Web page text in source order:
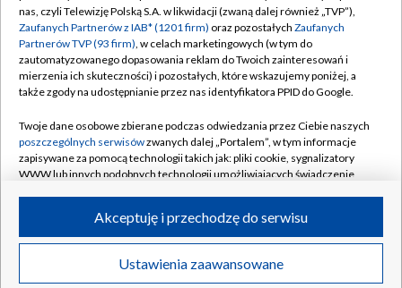
Emisja w TVP
Centrum informacji TVP
Naziemna Telewizja Cyfrowa
Rada Programowa
System NOS
Informacje o nadawcy
Program dla prasy
Ogłoszenie przetargowe
Polityka prywatności
Moje zgody
Pomoc
Kontakt
Kanały
©2026 Telewizja Polska S.A. w likwidacji
nas, czyli Telewizję Polską S.A. w likwidacji (zwaną dalej również „TVP”),
Zaufanych Partnerów z IAB* (1201 firm) oraz pozostałych Zaufanych
Partnerów TVP (93 firm), w celach marketingowych (w tym do
zautomatyzowanego dopasowania reklam do Twoich zainteresowań i
mierzenia ich skuteczności) i pozostałych, które wskazujemy poniżej, a
także zgody na udostępnianie przez nas identyfikatora PPID do Google.
Twoje dane osobowe zbierane podczas odwiedzania przez Ciebie naszych
poszczególnych serwisówzwanych dalej „Portalem”, w tym informacje
zapisywane za pomocą technologii takich jak: pliki cookie, sygnalizatory
WWW lub innych podobnych technologii umożliwiających świadczenie
ruchu w Internecie.
Twoje dane osobowe zbierane podczas odwiedzania przez Ciebie
poszczególnych serwisówna Portalu, takie jak adresy IP, identyfikatory
Ustawienia zaawansowane
Akceptuję i przechodzę do serwisu